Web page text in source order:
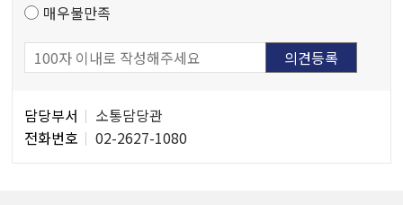
매우불만족
당
자
담당부서
소통담당관
전화번호
02-2627-1080